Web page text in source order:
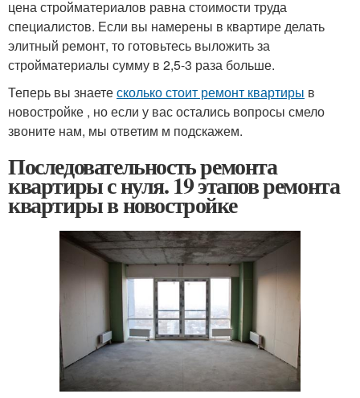
цена стройматериалов равна стоимости труда
специалистов. Если вы намерены в квартире делать
элитный ремонт, то готовьтесь выложить за
стройматериалы сумму в 2,5-3 раза больше.
Теперь вы знаетесколько стоит ремонт квартиры в
новостройке , но если у вас остались вопросы смело
звоните нам, мы ответим м подскажем.
Последовательность ремонта
квартиры с нуля. 19 этапов ремонта
квартиры в новостройке